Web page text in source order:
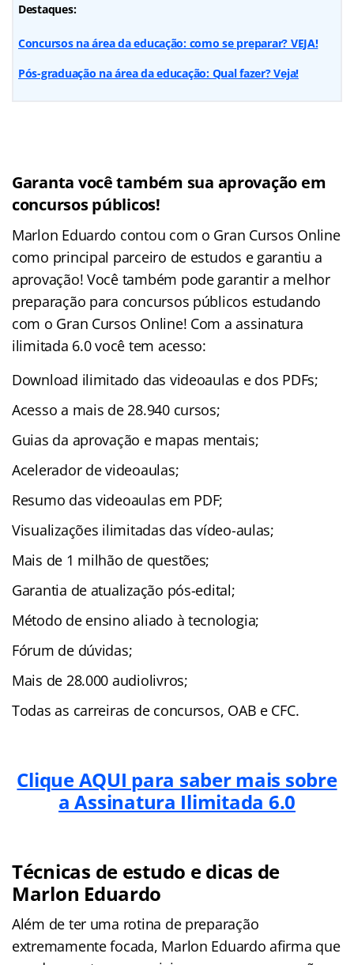
Destaques:
Concursos na área da educação: como se preparar? VEJA!
Pós-graduação na área da educação: Qual fazer? Veja!
Garanta você também sua aprovação em
concursos públicos!
Marlon Eduardo contou com o Gran Cursos Online
como principal parceiro de estudos e garantiu a
aprovação! Você também pode garantir a melhor
preparação para concursos públicos estudando
com o Gran Cursos Online! Com a assinatura
ilimitada 6.0 você tem acesso:
Download ilimitado das videoaulas e dos PDFs;
Acesso a mais de 28.940 cursos;
Guias da aprovação e mapas mentais;
Acelerador de videoaulas;
Resumo das videoaulas em PDF;
Visualizações ilimitadas das vídeo-aulas;
Mais de 1 milhão de questões;
Garantia de atualização pós-edital;
Método de ensino aliado à tecnologia;
Fórum de dúvidas;
Mais de 28.000 audiolivros;
Todas as carreiras de concursos, OAB e CFC.
Clique AQUI para saber mais sobre
a Assinatura Ilimitada 6.0
Técnicas de estudo e dicas de
Marlon Eduardo
Além de ter uma rotina de preparação
extremamente focada, Marlon Eduardo afirma que